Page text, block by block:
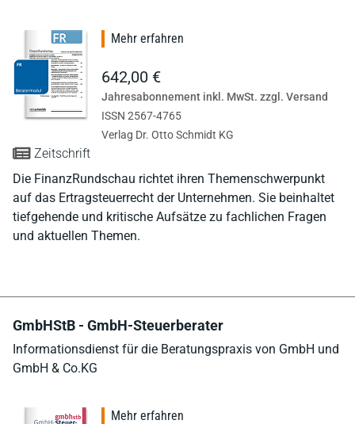
Zeitschrift
Die FinanzRundschau richtet ihren Themenschwerpunkt
auf das Ertragsteuerrecht der Unternehmen. Sie beinhaltet
tiefgehende und kritische Aufsätze zu fachlichen Fragen
und aktuellen Themen.
Mehr erfahren
642,00 €
Jahresabonnement inkl. MwSt. zzgl. Versand
ISSN 2567-4765
Verlag Dr. Otto Schmidt KG
GmbHStB - GmbH-Steuerberater
Informationsdienst für die Beratungspraxis von GmbH und
GmbH & Co.KG
Mehr erfahren